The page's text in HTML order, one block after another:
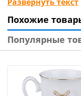
повседневного
Изделия прошли
контакта с
посудомоечной
Похожие
Популярные